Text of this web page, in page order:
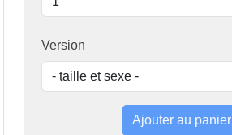
Version
Ajouter au panier